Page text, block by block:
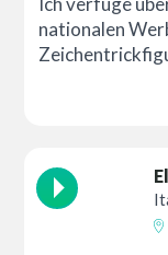
nationalen